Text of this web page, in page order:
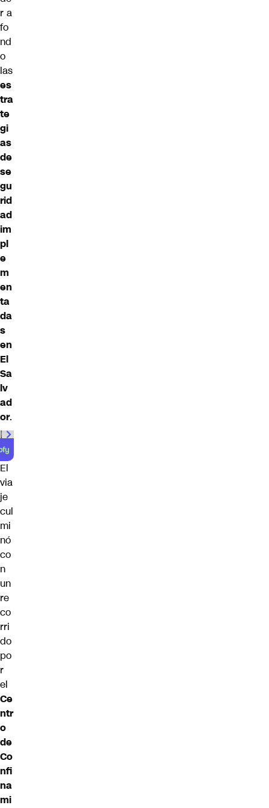
r a
fo
nd
o
las
es
tra
te
gi
as
de
se
gu
rid
ad
im
pl
e
m
en
ta
da
s
en
El
Sa
lv
ad
or.
El
via
je
cul
mi
nó
co
n
un
re
co
rri
do
po
r
el
Ce
ntr
o
de
Co
nfi
na
mi